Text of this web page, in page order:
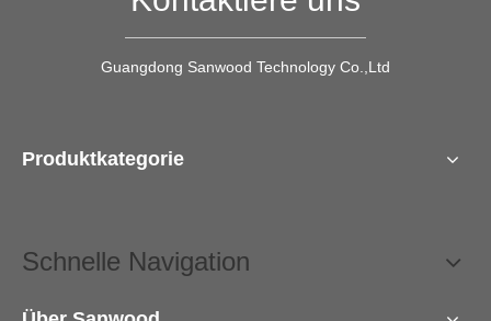
Guangdong Sanwood Technology Co.,Ltd
Produktkategorie
Schnelle Navigation